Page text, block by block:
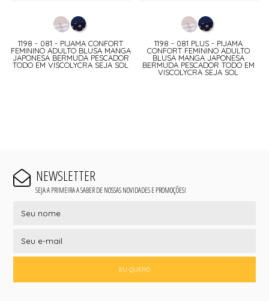
1198 - 081 - PIJAMA CONFORT
FEMININO ADULTO BLUSA MANGA
JAPONESA BERMUDA PESCADOR
TODO EM VISCOLYCRA SEJA SOL
1198 - 081 PLUS - PIJAMA
CONFORT FEMININO ADULTO
BLUSA MANGA JAPONESA
BERMUDA PESCADOR TODO EM
VISCOLYCRA SEJA SOL
NEWSLETTER
SEJA A PRIMEIRA A SABER DE NOSSAS NOVIDADES E PROMOÇÕES!
EU QUERO